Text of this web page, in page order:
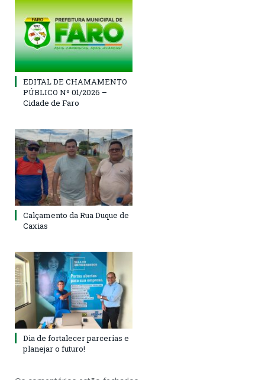
EDITAL DE CHAMAMENTO
PÚBLICO Nº 01/2026 –
Cidade de Faro
Calçamento da Rua Duque de
Caxias
Dia de fortalecer parcerias e
planejar o futuro!